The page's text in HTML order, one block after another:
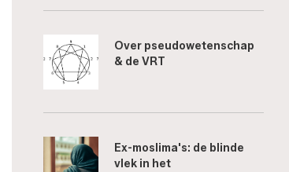
Over pseudowetenschap
& de VRT
Ex-moslima's: de blinde
vlek in het